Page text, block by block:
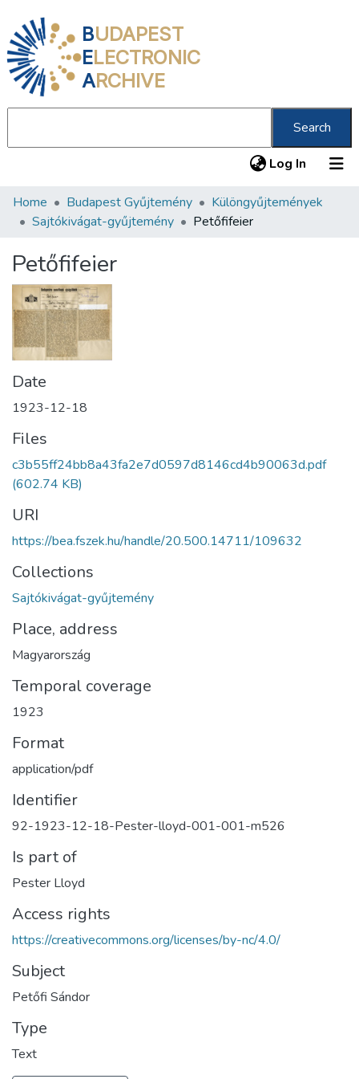
BUDAPEST
ELECTRONIC
ARCHIVE
Search
Log In (current)
Communities & Collections
Statistics
About us
Home Budapest Gyűjtemény
Különgyűjtemények
Sajtókivágat-gyűjtemény
Petőfifeier
Petőfifeier
Date
1923-12-18
Files
c3b55ff24bb8a43fa2e7d0597d8146cd4b90063d.pdf
(602.74 KB)
URI
https://bea.fszek.hu/handle/20.500.14711/109632
Collections
Sajtókivágat-gyűjtemény
Place, address
Magyarország
Temporal coverage
1923
Format
application/pdf
Identifier
92-1923-12-18-Pester-lloyd-001-001-m526
Is part of
Pester Lloyd
Access rights
https://creativecommons.org/licenses/by-nc/4.0/
Subject
Petőfi Sándor
Type
Text